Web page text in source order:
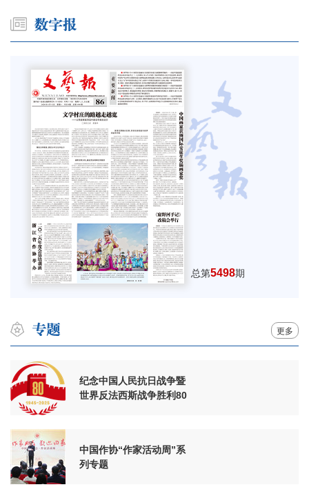
总第5498期
更多
纪念中国人民抗日战争暨
世界反法西斯战争胜利80
中国作协“作家活动周”系
列专题